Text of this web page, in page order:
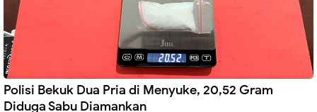
Polisi Bekuk Dua Pria di Menyuke, 20,52 Gram
Diduga Sabu Diamankan